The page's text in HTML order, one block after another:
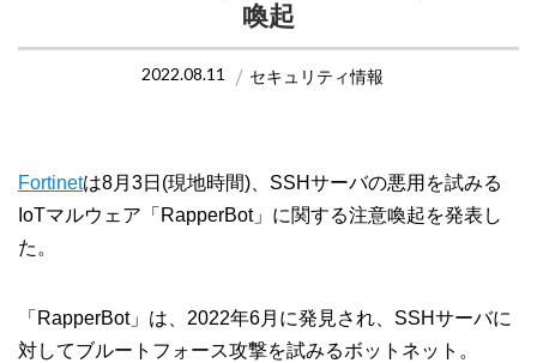
喚起
2022.08.11 セキュリティ情報
Fortinetは8月3日(現地時間)、SSHサーバの悪用を試みる
IoTマルウェア「RapperBot」に関する注意喚起を発表し
た。
「RapperBot」は、2022年6月に発見され、SSHサーバに
対してブルートフォース攻撃を試みるボットネット。